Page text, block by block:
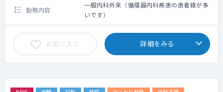
勤務内容
一般内科外来（循環器内科疾患の患者様が多
いです）
お気に入り 詳細をみる